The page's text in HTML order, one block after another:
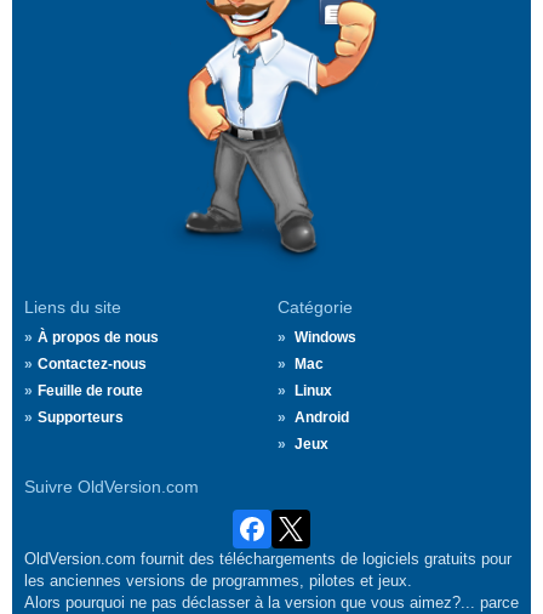
Liens du site
À propos de nous
Contactez-nous
Feuille de route
Supporteurs
Catégorie
Windows
Mac
Linux
Android
Jeux
Suivre OldVersion.com
OldVersion.com fournit des téléchargements de logiciels gratuits pour
les anciennes versions de programmes, pilotes et jeux.
Alors pourquoi ne pas déclasser à la version que vous aimez?... parce